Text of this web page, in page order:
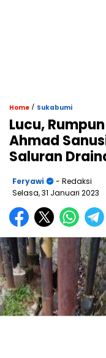
Home / Sukabumi
Lucu,
Ahmad
Saluran
Feryawi
- Redaksi
Selasa, 31 Januari 2023